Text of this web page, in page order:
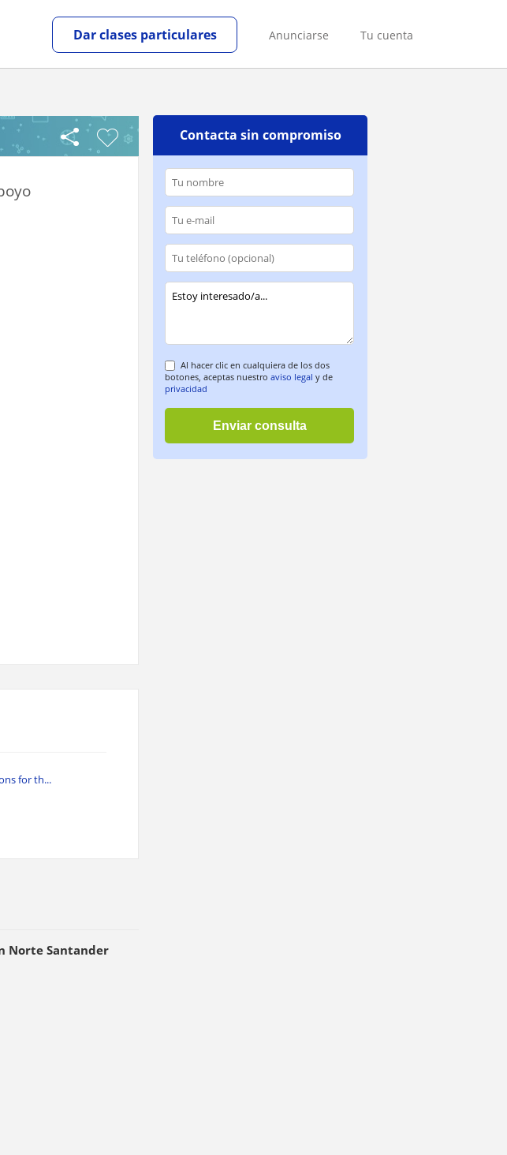
Anunciarse Tu cuenta
Dar clases particulares
for th...
Norte Santander
Contacta sin compromiso
Al hacer clic en cualquiera de los dos
botones, aceptas nuestro aviso legal y de
privacidad